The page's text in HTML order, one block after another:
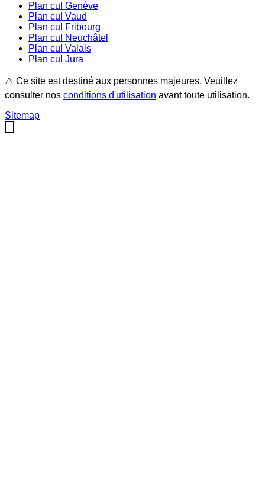
Plan cul Genève
Plan cul Vaud
Plan cul
Fribourg
Plan cul
Neuchâtel
Plan cul Valais
Plan cul Jura
⚠️ Ce site est destiné aux personnes majeures. Veuillez
consulter nos conditions d'utilisation avant toute utilisation.
Sitemap